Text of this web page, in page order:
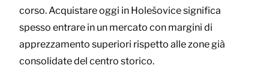
corso. Acquistare oggi in Holešovice significa
spesso entrare in un mercato con margini di
apprezzamento superiori rispetto alle zone già
consolidate del centro storico.